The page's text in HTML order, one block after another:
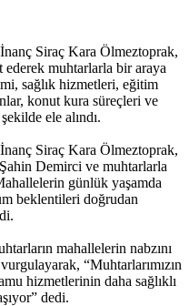
Siraç Kara Ölmeztoprak,
muhtarlarla bir araya
sağlık hizmetleri, eğitim
konut kura süreçleri ve
ele alındı.
Siraç Kara Ölmeztoprak,
Demirci ve muhtarlarla
günlük yaşamda
beklentileri doğrudan
mahallelerin nabzını
“Muhtarlarımızın
hizmetlerinin daha sağlıklı
dedi.